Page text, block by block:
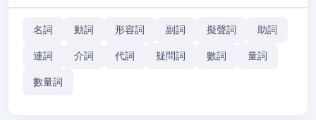
名詞 動詞 形容詞 副詞 擬聲詞 助詞
連詞 介詞 代詞 疑問詞 數詞 量詞
數量詞